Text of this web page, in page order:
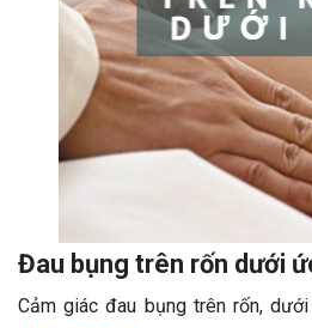
Đau bụng trên rốn dưới
Cảm giác đau bụng trên rốn,